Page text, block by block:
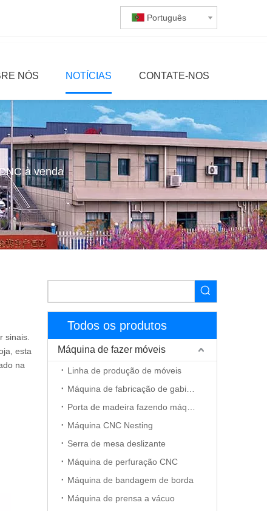
Português
NÓS NOTÍCIAS CONTATE-NOS
à venda
sinais.
esta
na
Todos os produtos
Máquina de fazer móveis
Linha de produção de móveis
Máquina CNC Nesting
Serra de mesa deslizante
Máquina de perfuração CNC
Máquina de bandagem de borda
Máquina de prensa a vácuo